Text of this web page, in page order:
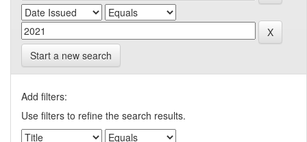
Start a new search
Add filters:
Use filters to refine the search results.